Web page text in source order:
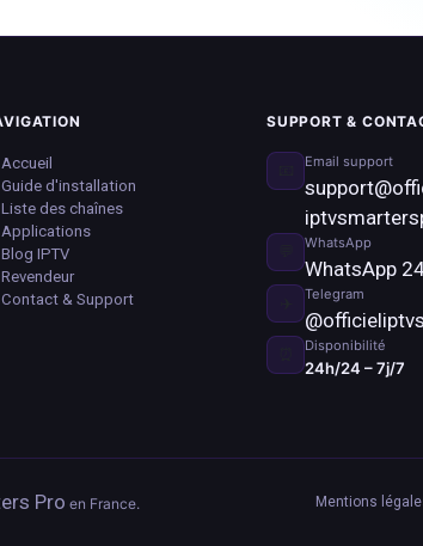
d'installation
des chaînes
IPTV
& Support
SUPPORT &
Email support
WhatsApp
WhatsApp
Telegram
Disponibilité
24h/24 – 7j/7
Pro en France. Mentions